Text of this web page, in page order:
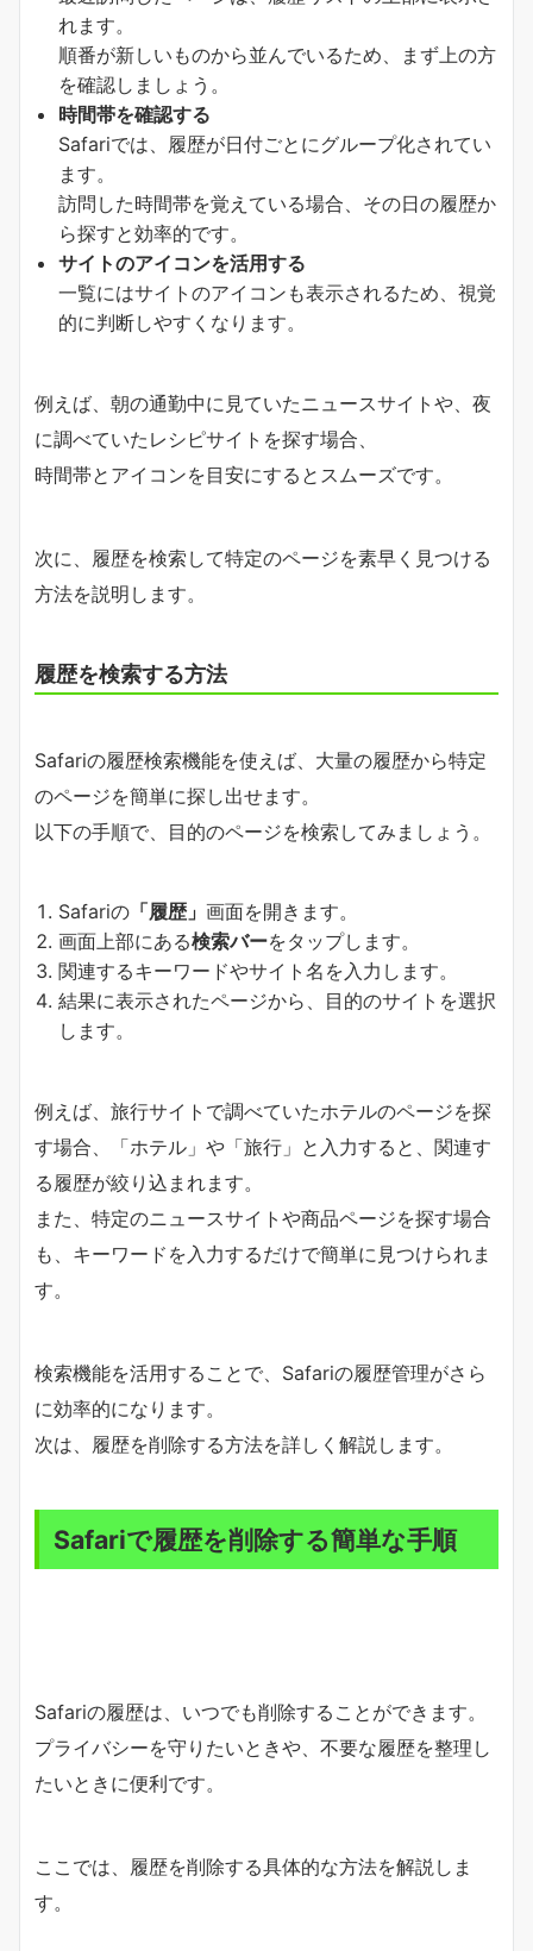
れます。
順番が新しいものから並んでいるため、まず上の方
を確認しましょう。
時間帯を確認する
Safariでは、履歴が日付ごとにグループ化されてい
ます。
訪問した時間帯を覚えている場合、その日の履歴か
ら探すと効率的です。
サイトのアイコンを活用する
一覧にはサイトのアイコンも表示されるため、視覚
的に判断しやすくなります。
例えば、朝の通勤中に見ていたニュースサイトや、夜
に調べていたレシピサイトを探す場合、
時間帯とアイコンを目安にするとスムーズです。
次に、履歴を検索して特定のページを素早く見つける
方法を説明します。
履歴を検索する方法
Safariの履歴検索機能を使えば、大量の履歴から特定
のページを簡単に探し出せます。
以下の手順で、目的のページを検索してみましょう。
Safariの 「履歴」 画面を開きます。
画面上部にある検索バーをタップします。
関連するキーワードやサイト名を入力します。
結果に表示されたページから、目的のサイトを選択
します。
例えば、旅行サイトで調べていたホテルのページを探
す場合、「ホテル」や「旅行」と入力すると、関連す
る履歴が絞り込まれます。
また、特定のニュースサイトや商品ページを探す場合
も、キーワードを入力するだけで簡単に見つけられま
す。
検索機能を活用することで、Safariの履歴管理がさら
に効率的になります。
次は、履歴を削除する方法を詳しく解説します。
Safariで履歴を削除する簡単な手順
Safariの履歴は、いつでも削除することができます。
プライバシーを守りたいときや、不要な履歴を整理し
たいときに便利です。
ここでは、履歴を削除する具体的な方法を解説しま
す。